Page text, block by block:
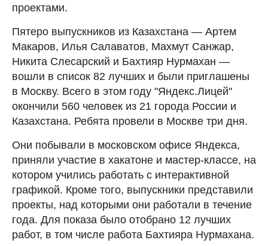
проектами.
Пятеро выпускников из Казахстана — Артем
Макаров, Илья Салаватов, Махмут Санжар,
Никита Слесарский и Бахтияр Нурмахан —
вошли в список 82 лучших и были приглашены
в Москву. Всего в этом году "Яндекс.Лицей"
окончили 560 человек из 21 города России и
Казахстана. Ребята провели в Москве три дня.
Они побывали в московском офисе Яндекса,
приняли участие в хакатоне и мастер-классе, на
котором учились работать с интерактивной
графикой. Кроме того, выпускники представили
проекты, над которыми они работали в течение
года. Для показа было отобрано 12 лучших
работ, в том числе работа Бахтияра Нурмахана.